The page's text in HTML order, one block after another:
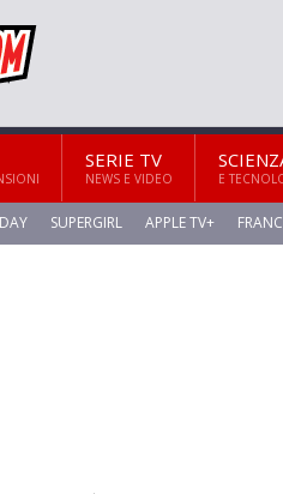
SERIE TV
NEWS E VIDEO E
SUPERGIRL APPLE TV+